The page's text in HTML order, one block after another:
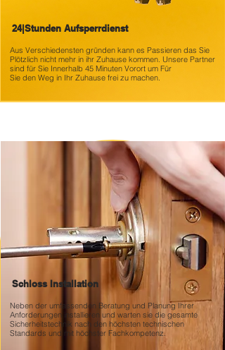
24|Stunden Aufsperrdienst
Aus Verschiedensten gründen kann es Passieren das Sie
Plötzlich nicht mehr in ihr Zuhause kommen. Unsere Partner
sind für Sie Innerhalb 45 Minuten Vorort um Für
Sie den Weg in Ihr Zuhause frei zu machen.
Schloss Installation
Neben der umfassenden Beratung und Planung Ihrer
Anforderungen installieren und warten sie die gesamte
Sicherheitstechnik nach den höchsten technischen
Standards und mit höchster Fachkompetenz.